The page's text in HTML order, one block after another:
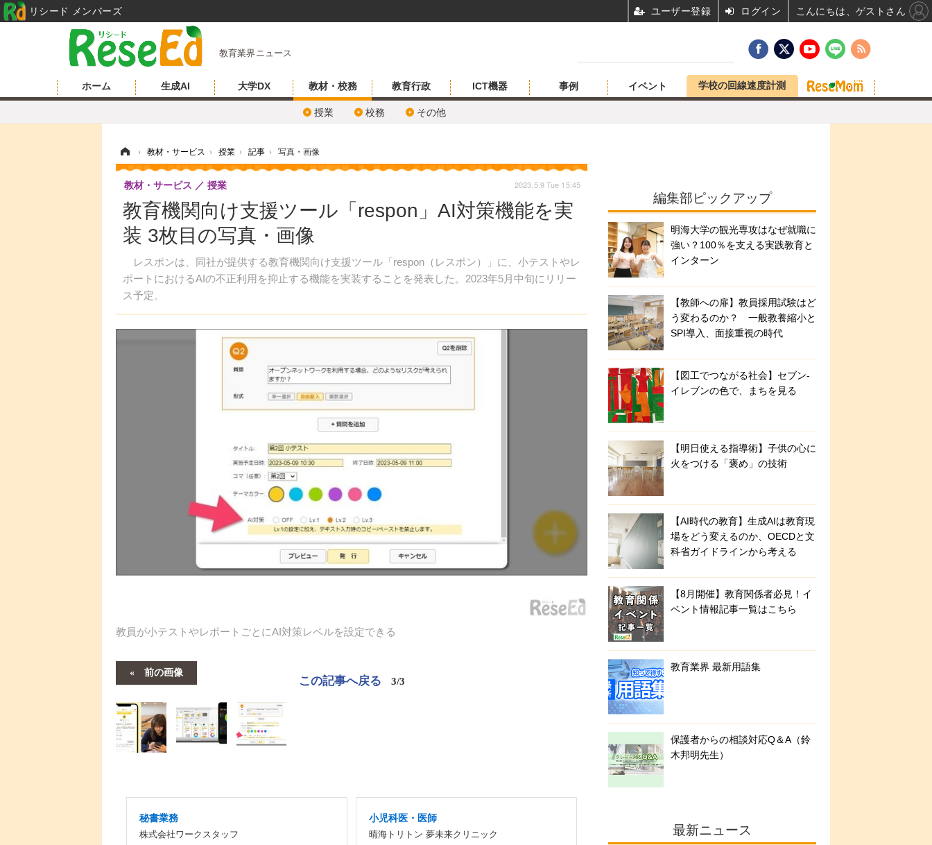
教育業界ニュース
ホーム 生成AI 大学DX 教材・校務
授業 校務 その他
教育行政 ICT機器 事例 イベント 学校の回線速度計測
› 教材・サービス › 授業 › 記事 › 写真・画像
教育機関向け支援ツール「respon」AI対策機能を実
装 3枚目の写真・画像
レスポンは、同社が提供する教育機関向け支援ツール「respon（レスポン）」に、小テストやレ
ポートにおけるAIの不正利用を抑止する機能を実装することを発表した。2023年5月中旬にリリー
ス予定。
教材・サービス 授業 2023.5.9 Tue 15:45
教員が小テストやレポートごとにAI対策レベルを設定できる
前の画像
この記事へ戻る 3/3
秘書業務
株式会社ワークスタッフ
小児科医・医師
晴海トリトン 夢未来クリニック
編集部ピックアップ
明海大学の観光専攻はなぜ就職に
強い？100％を支える実践教育と
インターン
【教師への扉】教員採用試験はど
う変わるのか？ 一般教養縮小と
SPI導入、面接重視の時代
【図工でつながる社会】セブン‐
イレブンの色で、まちを見る
【明日使える指導術】子供の心に
火をつける「褒め」の技術
【AI時代の教育】生成AIは教育現
場をどう変えるのか、OECDと文
科省ガイドラインから考える
【8月開催】教育関係者必見！イ
ベント情報記事一覧はこちら
教育業界 最新用語集
保護者からの相談対応Q＆A（鈴
木邦明先生）
最新ニュース
リシード メンバーズ ユーザー登録 ログイン こんにちは、ゲストさん